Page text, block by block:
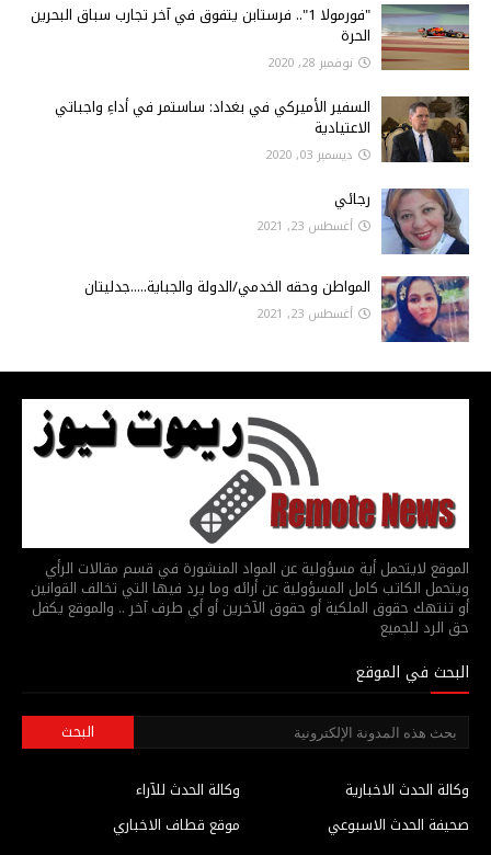
"فورمولا 1".. فرستابن يتفوق في آخر تجارب سباق البحرين
الحرة
نوفمبر 28, 2020
السفير الأميركي في بغداد: ساستمر في أداءِ واجباتي
الاعتيادية
ديسمبر 03, 2020
رجائي
أغسطس 23, 2021
المواطن وحقه الخدمي/الدولة والجباية.....جدليتان
أغسطس 23, 2021
الموقع لايتحمل أية مسؤولية عن المواد المنشورة في قسم مقالات الرأي
ويتحمل الكاتب كامل المسؤولية عن أرائه وما يرد فيها التي تخالف القوانين
أو تنتهك حقوق الملكية أو حقوق الآخرين أو أي طرف آخر .. والموقع يكفل
حق الرد للجميع
البحث في الموقع
وكالة الحدث للآراء
وكالة الحدث الاخبارية
موقع قطاف الاخباري
صحيفة الحدث الاسبوعي